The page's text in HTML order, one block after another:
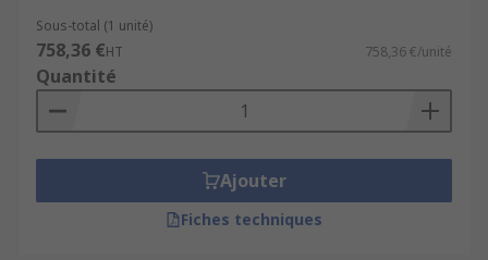
Sous-total (1 unité)
758,36 €HT 758,36 €/unité
Quantité
Ajouter
Fiches techniques